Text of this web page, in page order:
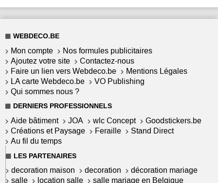
WEBDECO.BE
Mon compte
Nos formules publicitaires
Ajoutez votre site
Contactez-nous
Faire un lien vers Webdeco.be
Mentions Légales
LA carte Webdeco.be
VO Publishing
Qui sommes nous ?
DERNIERS PROFESSIONNELS
Aide bâtiment JOA wlc Concept
Goodstickers.be
Créations et Paysage
Feraille
Stand Direct
Au fil du temps
LES PARTENAIRES
decoration maison decoration
décoration mariage
salle
location salle salle mariage en Belgique